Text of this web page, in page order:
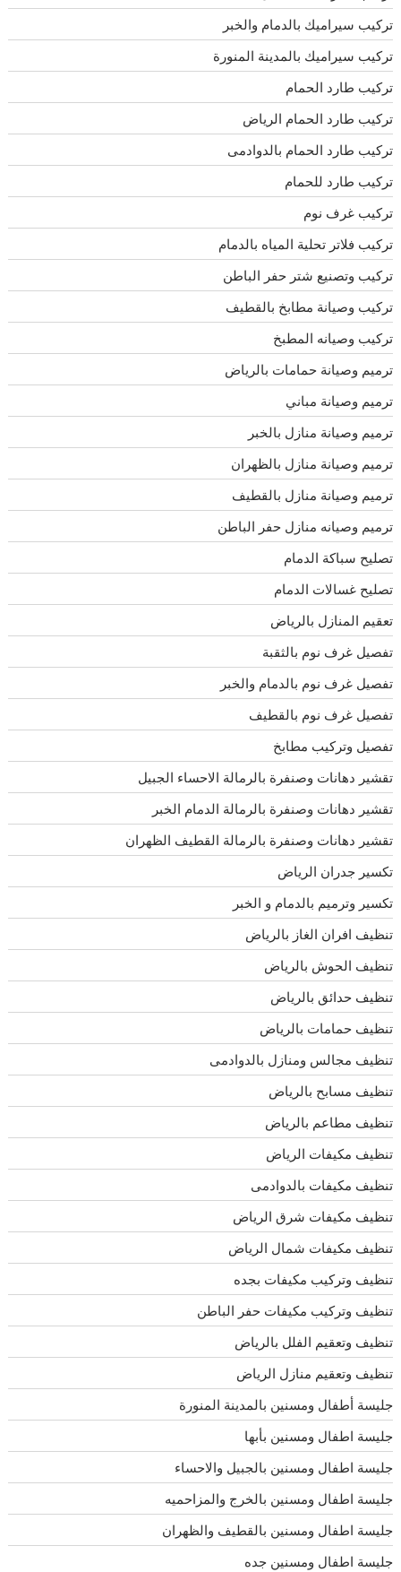
تركيب سيراميك بالدمام والخبر
تركيب سيراميك بالمدينة المنورة
تركيب طارد الحمام
تركيب طارد الحمام الرياض
تركيب طارد الحمام بالدوادمى
تركيب طارد للحمام
تركيب غرف نوم
تركيب فلاتر تحلية المياه بالدمام
تركيب وتصنيع شتر حفر الباطن
تركيب وصيانة مطابخ بالقطيف
تركيب وصيانه المطبخ
ترميم وصيانة حمامات بالرياض
ترميم وصيانة مباني
ترميم وصيانة منازل بالخبر
ترميم وصيانة منازل بالظهران
ترميم وصيانة منازل بالقطيف
ترميم وصيانه منازل حفر الباطن
تصليح سباكة الدمام
تصليح غسالات الدمام
تعقيم المنازل بالرياض
تفصيل غرف نوم بالثقبة
تفصيل غرف نوم بالدمام والخبر
تفصيل غرف نوم بالقطيف
تفصيل وتركيب مطابخ
تقشير دهانات وصنفرة بالرمالة الاحساء الجبيل
تقشير دهانات وصنفرة بالرمالة الدمام الخبر
تقشير دهانات وصنفرة بالرمالة القطيف الظهران
تكسير جدران الرياض
تكسير وترميم بالدمام و الخبر
تنظيف افران الغاز بالرياض
تنظيف الحوش بالرياض
تنظيف حدائق بالرياض
تنظيف حمامات بالرياض
تنظيف مجالس ومنازل بالدوادمى
تنظيف مسابح بالرياض
تنظيف مطاعم بالرياض
تنظيف مكيفات الرياض
تنظيف مكيفات بالدوادمى
تنظيف مكيفات شرق الرياض
تنظيف مكيفات شمال الرياض
تنظيف وتركيب مكيفات بجده
تنظيف وتركيب مكيفات حفر الباطن
تنظيف وتعقيم الفلل بالرياض
تنظيف وتعقيم منازل الرياض
جليسة أطفال ومسنين بالمدينة المنورة
جليسة اطفال ومسنين بأبها
جليسة اطفال ومسنين بالجبيل والاحساء
جليسة اطفال ومسنين بالخرج والمزاحميه
جليسة اطفال ومسنين بالقطيف والظهران
جليسة اطفال ومسنين جده